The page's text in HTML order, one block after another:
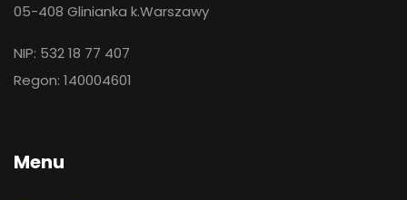
05-408 Glinianka k.Warszawy
NIP: 532 18 77 407
Regon: 140004601
Menu